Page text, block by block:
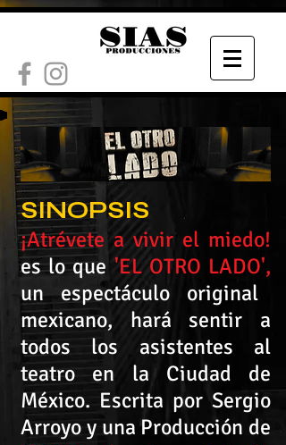
SINOPSIS
¡Atrévete a vivir el miedo!
es lo que 'EL OTRO LADO',
un espectáculo original
mexicano, hará sentir a
todos los asistentes al
teatro en la Ciudad de
México. Escrita por Sergio
Arroyo y una Producción de